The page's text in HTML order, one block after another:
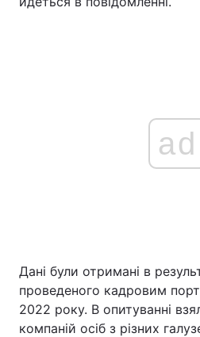
ad
Дані були отримані в
проведеного кадровим
2022 року. В опитуванні
компаній осіб з різних